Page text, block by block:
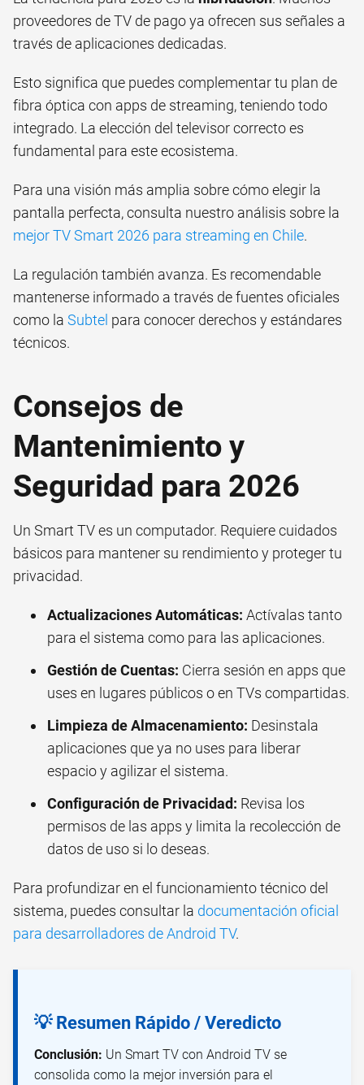
proveedores de TV de pago ya ofrecen sus señales a
través de aplicaciones dedicadas.
Esto significa que puedes complementar tu plan de
fibra óptica con apps de streaming, teniendo todo
integrado. La elección del televisor correcto es
fundamental para este ecosistema.
Para una visión más amplia sobre cómo elegir la
pantalla perfecta, consulta nuestro análisis sobre la
mejor TV Smart 2026 para streaming en Chile.
La regulación también avanza. Es recomendable
mantenerse informado a través de fuentes oficiales
como la Subtel para conocer derechos y estándares
técnicos.
Consejos de
Mantenimiento y
Seguridad para 2026
Un Smart TV es un computador. Requiere cuidados
básicos para mantener su rendimiento y proteger tu
privacidad.
Actualizaciones Automáticas: Actívalas tanto
para el sistema como para las aplicaciones.
Gestión de Cuentas: Cierra sesión en apps que
uses en lugares públicos o en TVs compartidas.
Limpieza de Almacenamiento: Desinstala
aplicaciones que ya no uses para liberar
espacio y agilizar el sistema.
Configuración de Privacidad: Revisa los
permisos de las apps y limita la recolección de
datos de uso si lo deseas.
Para profundizar en el funcionamiento técnico del
sistema, puedes consultar la documentación oficial
para desarrolladores de Android TV.
💡 Resumen Rápido / Veredicto
Conclusión: Un Smart TV con Android TV se
consolida como la mejor inversión para el